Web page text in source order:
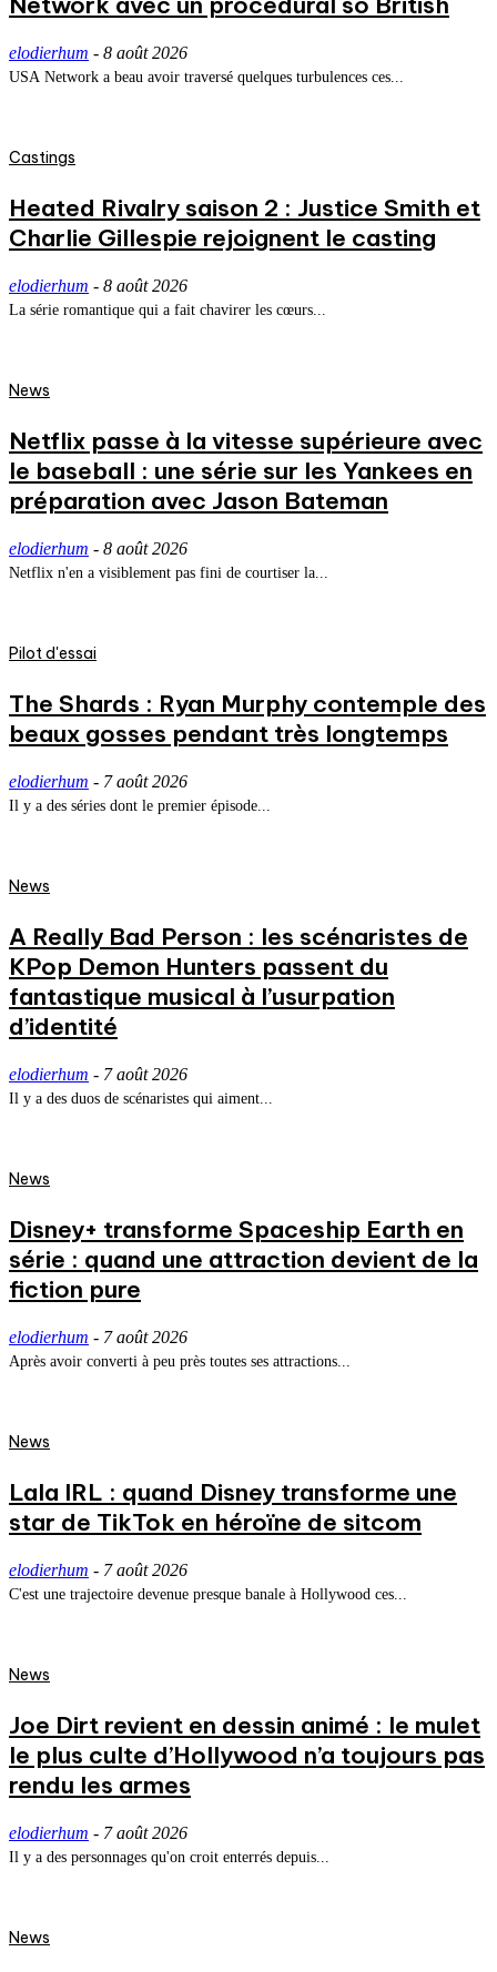
elodierhum - 8 août 2026
USA Network a beau avoir traversé quelques turbulences ces...
Castings
Heated Rivalry saison 2 : Justice Smith et
Charlie Gillespie rejoignent le casting
elodierhum - 8 août 2026
La série romantique qui a fait chavirer les cœurs...
News
Netflix passe à la vitesse supérieure avec
le baseball : une série sur les Yankees en
préparation avec Jason Bateman
elodierhum - 8 août 2026
Netflix n'en a visiblement pas fini de courtiser la...
Pilot d'essai
The Shards : Ryan Murphy contemple des
beaux gosses pendant très longtemps
elodierhum - 7 août 2026
Il y a des séries dont le premier épisode...
News
A Really Bad Person : les scénaristes de
KPop Demon Hunters passent du
fantastique musical à l’usurpation
d’identité
elodierhum - 7 août 2026
Il y a des duos de scénaristes qui aiment...
News
Disney+ transforme Spaceship Earth en
série : quand une attraction devient de la
fiction pure
elodierhum - 7 août 2026
Après avoir converti à peu près toutes ses attractions...
News
Lala IRL : quand Disney transforme une
star de TikTok en héroïne de sitcom
elodierhum - 7 août 2026
C'est une trajectoire devenue presque banale à Hollywood ces...
News
Joe Dirt revient en dessin animé : le mulet
le plus culte d’Hollywood n’a toujours pas
rendu les armes
elodierhum - 7 août 2026
Il y a des personnages qu'on croit enterrés depuis...
News